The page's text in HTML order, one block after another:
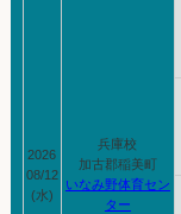
2026
08/12
(水)
兵庫校
加古郡稲美町
いなみ野体育セン
ター